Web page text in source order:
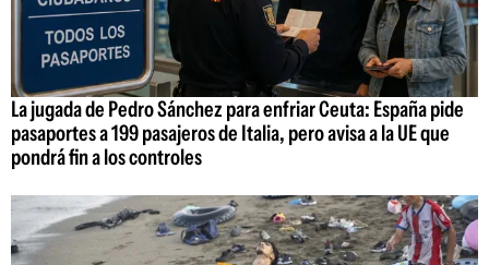
La jugada de Pedro Sánchez para enfriar Ceuta: España pide
pasaportes a 199 pasajeros de Italia, pero avisa a la UE que
pondrá fin a los controles